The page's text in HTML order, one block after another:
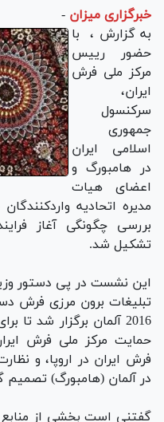
خبرگزاری میزان -
به گزارش ، با
حضور رییس
مرکز ملی فرش
ایران،
سرکنسول
جمهوری
اسلامی ایران
در هامبورگ و
اعضای هیات
مدیره اتحادیه
بررسی چگونگی آغاز
تشکیل شد.
این نشست در پی دستور
تبلیغات برون مرزی فرش
2016 آلمان برگزار شد
حمایت مرکز ملی فرش
فرش ایران در اروپا، و
در آلمان (هامبورگ)
گفتنی است بخشی از منابع